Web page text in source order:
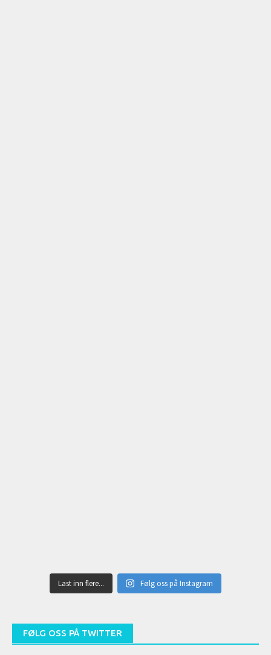
Last inn flere... Følg oss på Instagram
FØLG OSS PÅ TWITTER